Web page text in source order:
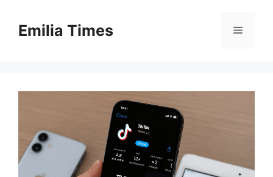
contentEmilia Times Menu